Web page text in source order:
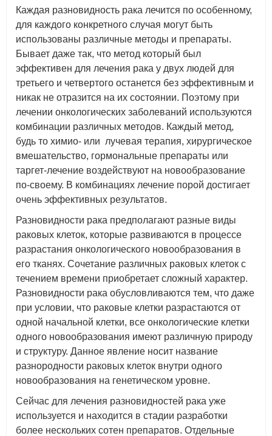
Каждая разновидность рака лечится по особенному,
для каждого конкретного случая могут быть
использованы различные методы и препараты.
Бывает даже так, что метод который был
эффективен для лечения рака у двух людей для
третьего и четвертого останется без эффективным и
никак не отразится на их состоянии. Поэтому при
лечении онкологических заболеваний используются
комбинации различных методов. Каждый метод,
будь то химио- или лучевая терапия, хирургическое
вмешательство, гормональные препараты или
таргет-лечение воздействуют на новообразование
по-своему. В комбинациях лечение порой достигает
очень эффективных результатов.
Разновидности рака предполагают разные виды
раковых клеток, которые развиваются в процессе
разрастания онкологического новообразования в
его тканях. Сочетание различных раковых клеток с
течением времени приобретает сложный характер.
Разновидности рака обусловливаются тем, что даже
при условии, что раковые клетки разрастаются от
одной начальной клетки, все онкологические клетки
одного новообразования имеют различную природу
и структуру. Данное явление носит название
разнородности раковых клеток внутри одного
новообразования на генетическом уровне.
Сейчас для лечения разновидностей рака уже
используется и находится в стадии разработки
более нескольких сотен препаратов. Отдельные